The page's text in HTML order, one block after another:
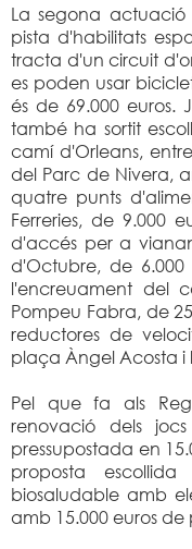
La segona
pista d'habilitats
tracta d'un circuit
es poden usar
és de 69.000 euros.
també ha sortit
camí d'Orleans,
del Parc de Nivera,
quatre punts
Ferreries, de 9.000
d'accés per a
d'Octubre, de 6.000
l'encreuament del
Pompeu Fabra, de
reductores de
plaça Àngel Acosta i
Pel que fa als
renovació dels
pressupostada en
proposta
biosaludable amb
amb 15.000 euros de